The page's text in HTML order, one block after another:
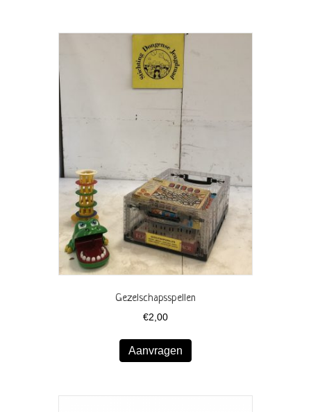
Gezelschapsspellen
€2,00
Aanvragen